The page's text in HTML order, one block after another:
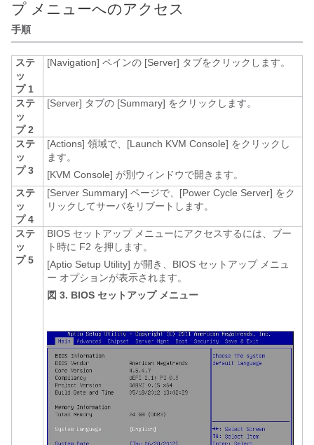
プ メニューへのアクセス
手順
ステ
ッ
プ 1
[Navigation] ペインの [Server] タブをクリックします。
ステ
ッ
プ 2
[Server] タブの [Summary] をクリックします。
ステ
ッ
プ 3
[Actions] 領域で、[Launch KVM Console] をクリックし
ます。
[KVM Console] が別ウィンドウで開きます。
ステ
ッ
プ 4
[Server Summary] ページで、[Power Cycle Server] をク
リックしてサーバをリブートします。
ステ
ッ
プ 5
BIOS セットアップ メニューにアクセスするには、ブー
ト時に F2 を押します。
[Aptio Setup Utility] が開き、BIOS セットアップ メニュ
ー オプションが表示されます。
図 3. BIOS セットアップ メニュー